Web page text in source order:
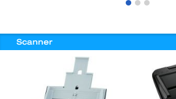
Scanner